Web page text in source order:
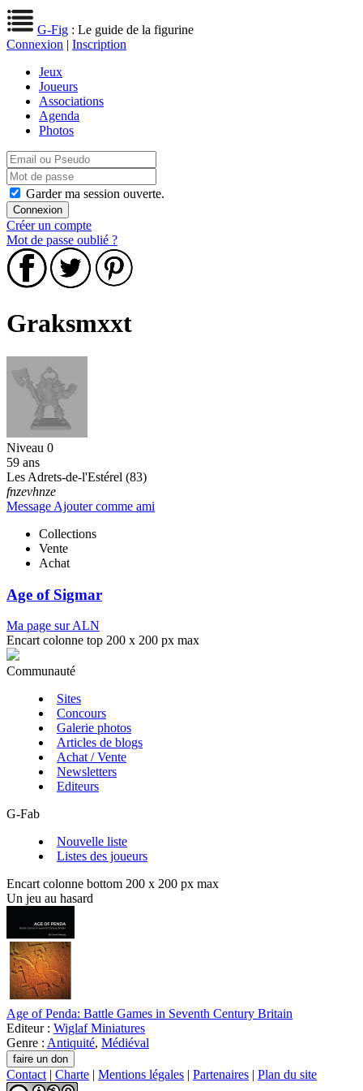
G-Fig : Le guide de la figurine
Connexion | Inscription
Jeux
Joueurs
Associations
Agenda
Photos
Garder ma session ouverte.
Créer un compte
Mot de passe oublié ?
Graksmxxt
Niveau 0
59 ans
Les Adrets-de-l'Estérel (83)
fnzevhnze
Message Ajouter comme ami
Collections
Vente
Achat
Age of Sigmar
Ma page sur ALN
Encart colonne top 200 x 200 px max
Communauté
Sites
Concours
Galerie photos
Articles de blogs
Achat / Vente
Newsletters
Editeurs
G-Fab
Nouvelle liste
Listes des joueurs
Encart colonne bottom 200 x 200 px max
Un jeu au hasard
Age of Penda: Battle Games in Seventh Century Britain
Editeur : Wiglaf Miniatures
Genre : Antiquité, Médiéval
Contact | Charte | Mentions légales | Partenaires | Plan du site